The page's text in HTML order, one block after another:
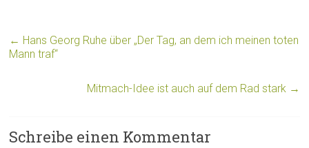
← Hans Georg Ruhe über „Der Tag, an dem ich meinen toten
Mann traf“
Mitmach-Idee ist auch auf dem Rad stark →
Schreibe einen Kommentar